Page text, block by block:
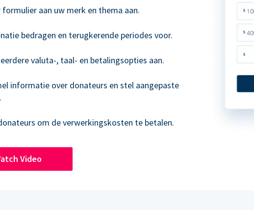
formulier aan uw merk en thema aan.
bedragen en terugkerende periodes voor.
valuta-, taal- en betalingsopties aan.
informatie over donateurs en stel aangepaste
om de verwerkingskosten te betalen.
Video